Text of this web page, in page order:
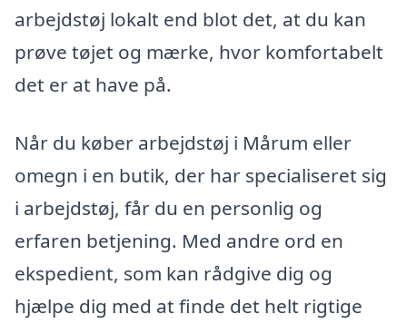
arbejdstøj lokalt end blot det, at du kan
prøve tøjet og mærke, hvor komfortabelt
det er at have på.
Når du køber arbejdstøj i Mårum eller
omegn i en butik, der har specialiseret sig
i arbejdstøj, får du en personlig og
erfaren betjening. Med andre ord en
ekspedient, som kan rådgive dig og
hjælpe dig med at finde det helt rigtige